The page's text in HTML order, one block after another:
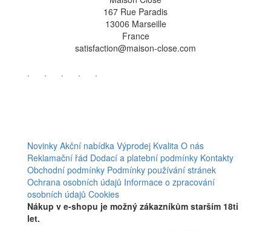
167 Rue Paradis
13006 Marseille
France
satisfaction@maison-close.com
. . . . .
Novinky Akční nabídka Výprodej Kvalita O nás
Reklamační řád Dodací a platební podmínky Kontakty
Obchodní podmínky Podmínky používání stránek
Ochrana osobních údajů Informace o zpracování
osobních údajů Cookies
Nákup v e-shopu je možný zákazníkům starším 18ti
let.